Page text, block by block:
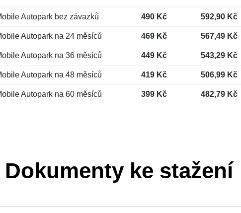
Autopark bez závazků 490 Kč 592,90 Kč
Autopark na 24 měsíců 469 Kč 567,49 Kč
Autopark na 36 měsíců 449 Kč 543,29 Kč
Autopark na 48 měsíců 419 Kč 506,99 Kč
Autopark na 60 měsíců 399 Kč 482,79 Kč
Dokumenty ke stažení